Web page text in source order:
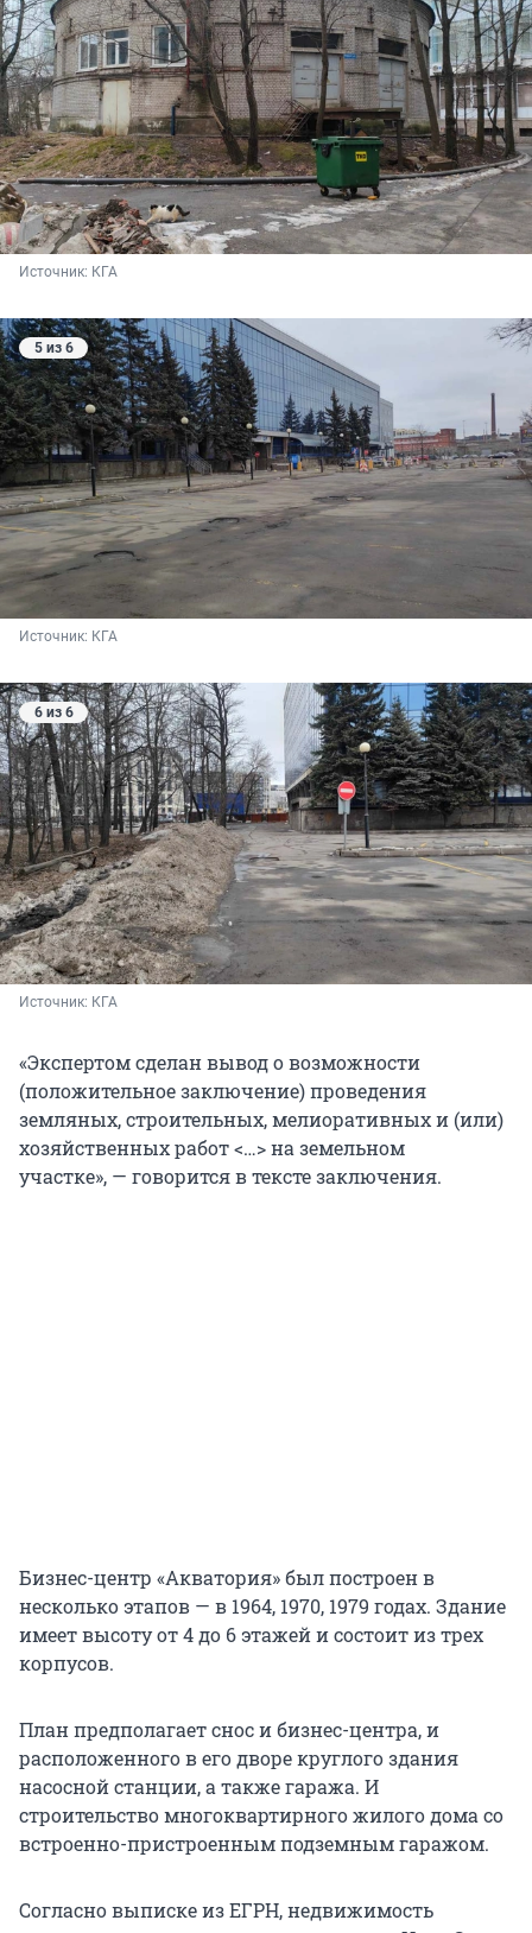
Источник: КГА
5 из 6
Источник: КГА
6 из 6
Источник: КГА
«Экспертом сделан вывод о возможности
(положительное заключение) проведения
земляных, строительных, мелиоративных и (или)
хозяйственных работ <…> на земельном
участке», — говорится в тексте заключения.
Бизнес-центр «Акватория» был построен в
несколько этапов — в 1964, 1970, 1979 годах. Здание
имеет высоту от 4 до 6 этажей и состоит из трех
корпусов.
План предполагает снос и бизнес-центра, и
расположенного в его дворе круглого здания
насосной станции, а также гаража. И
строительство многоквартирного жилого дома со
встроенно-пристроенным подземным гаражом.
Согласно выписке из ЕГРН, недвижимость